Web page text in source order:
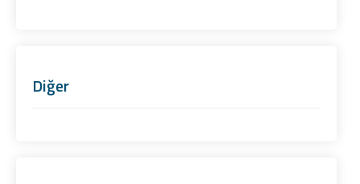
Diğer